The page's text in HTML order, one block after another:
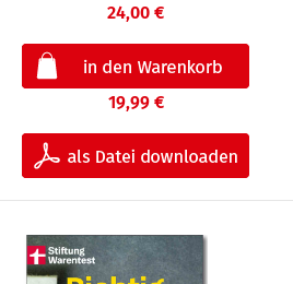
24,00 €
19,99 €